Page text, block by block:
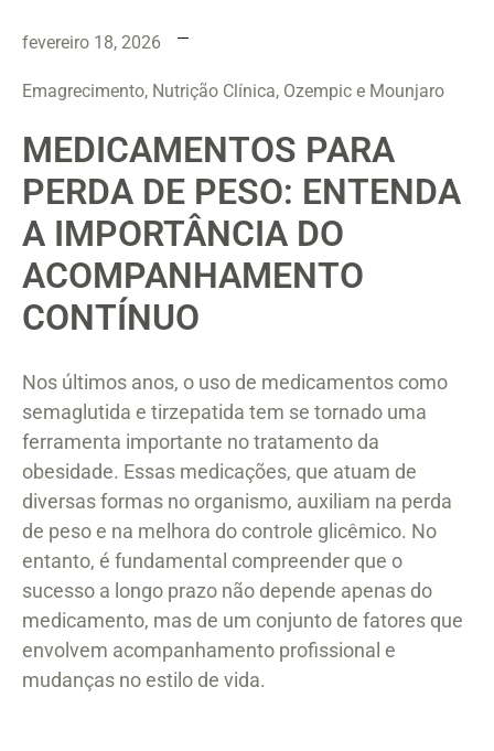
fevereiro 18, 2026
Emagrecimento, Nutrição Clínica, Ozempic e Mounjaro
MEDICAMENTOS PARA
PERDA DE PESO: ENTENDA
A IMPORTÂNCIA DO
ACOMPANHAMENTO
CONTÍNUO
Nos últimos anos, o uso de medicamentos como
semaglutida e tirzepatida tem se tornado uma
ferramenta importante no tratamento da
obesidade. Essas medicações, que atuam de
diversas formas no organismo, auxiliam na perda
de peso e na melhora do controle glicêmico. No
entanto, é fundamental compreender que o
sucesso a longo prazo não depende apenas do
medicamento, mas de um conjunto de fatores que
envolvem acompanhamento profissional e
mudanças no estilo de vida.